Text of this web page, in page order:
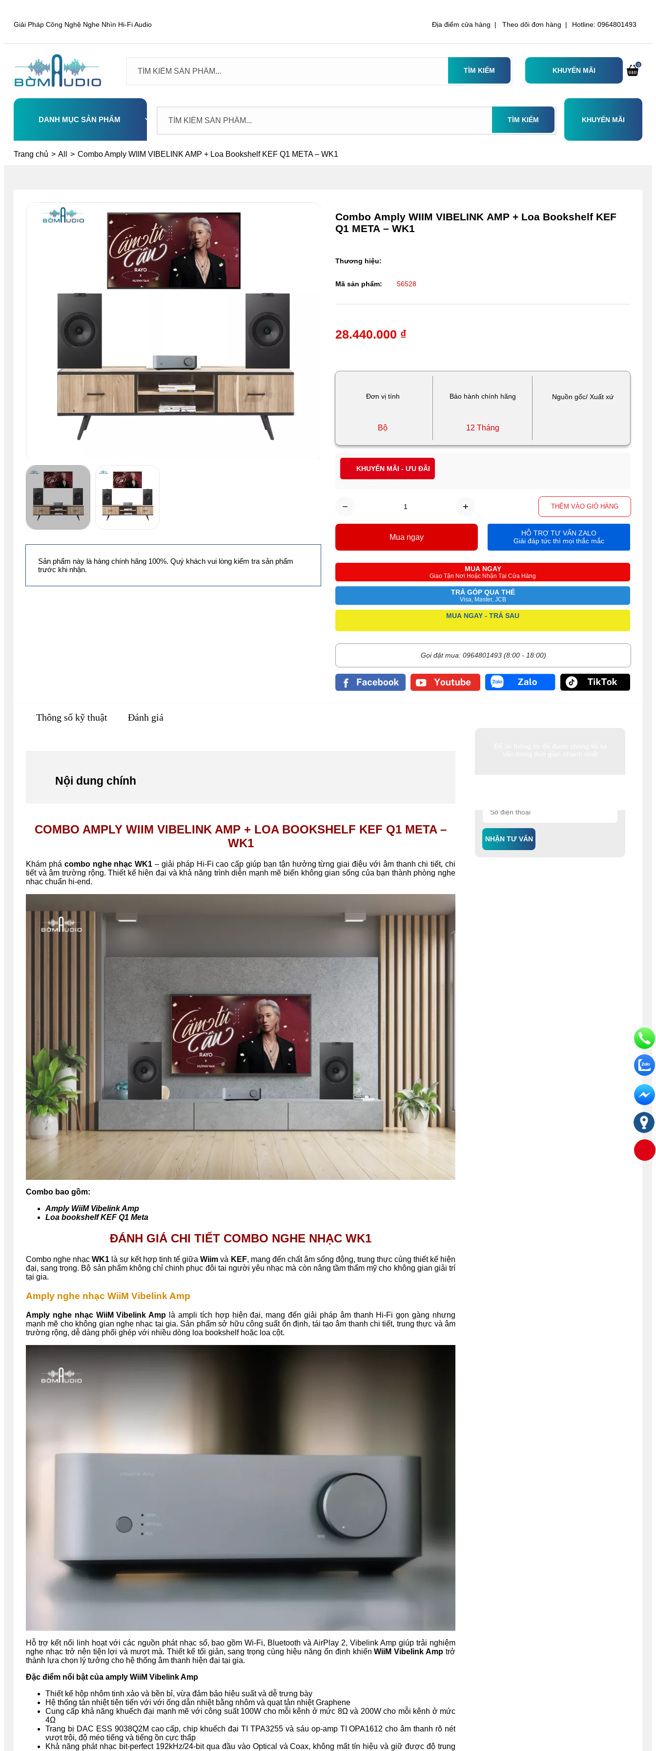
Giải Pháp Công Nghệ Nghe Nhìn Hi-Fi Audio Địa điểm cửa hàng | Theo dõi đơn hàng | Hotline: 0964801493
TÌM KIẾM KHUYẾN MÃI
0
DANH MỤC SẢN PHẨM
Select TÌM KIẾM KHUYẾN MÃI
Trang chủ > All > Combo Amply WIIM VIBELINK AMP + Loa Bookshelf KEF Q1 META – WK1
Đơn vị tính Bảo hành chính hãng Nguồn gốc/ Xuất xứ
Bộ 12 Tháng
Combo Amply WIIM VIBELINK AMP + Loa Bookshelf KEF
Q1 META – WK1
THÊM VÀO GIỎ HÀNG
MUA NGAY
Giao Tận Nơi Hoặc Nhận Tại Cửa Hàng
TRẢ GÓP QUA THẺ
Visa, Master, JCB
MUA NGAY - TRẢ SAU
Gọi đặt mua: 0964801493 (8:00 - 18:00)
28.440.000 ₫
Thương hiệu:
Mã sản phẩm: 56528
Mua ngay
HỖ TRỢ TƯ VẤN ZALO
Giải đáp tức thì mọi thắc mắc
KHUYẾN MÃI - ƯU ĐÃI
Sản phẩm này là hàng chính hãng 100%. Quý khách vui lòng kiểm tra sản phẩm
trước khi nhận.
NHẬN TƯ VẤN
Thông số kỹ thuật Đánh giá
Nội dung chính
COMBO AMPLY WIIM VIBELINK AMP + LOA BOOKSHELF KEF Q1 META –
WK1
Khám phá combo nghe nhạc WK1 – giải pháp Hi-Fi cao cấp giúp bạn tận hưởng từng giai điệu với âm thanh chi tiết, chi
tiết và âm trường rộng. Thiết kế hiện đại và khả năng trình diễn mạnh mẽ biến không gian sống của bạn thành phòng nghe
nhạc chuẩn hi-end.
Combo bao gồm:
Amply WiiM Vibelink Amp
Loa bookshelf KEF Q1 Meta
ĐÁNH GIÁ CHI TIẾT COMBO NGHE NHẠC WK1
Combo nghe nhạcWK1 là sự kết hợp tinh tế giữaWiim và KEF, mang đến chất âm sống động, trung thực cùng thiết kế hiện
đại, sang trọng. Bộ sản phẩm không chỉ chinh phục đôi tai người yêu nhạc mà còn nâng tầm thẩm mỹ cho không gian giải trí
tại gia.
Amply nghe nhạc WiiM Vibelink Amp
Amply nghe nhạc WiiM Vibelink Amp là ampli tích hợp hiện đại, mang đến giải pháp âm thanh Hi-Fi gọn gàng nhưng
mạnh mẽ cho không gian nghe nhạc tại gia. Sản phẩm sở hữu công suất ổn định, tái tạo âm thanh chi tiết, trung thực và âm
trường rộng, dễ dàng phối ghép với nhiều dòng loa bookshelf hoặc loa cột.
Hỗ trợ kết nối linh hoạt với các nguồn phát nhạc số, bao gồm Wi-Fi, Bluetooth và AirPlay 2, Vibelink Amp giúp trải nghiệm
nghe nhạc trở nên tiện lợi và mượt mà. Thiết kế tối giản, sang trọng cùng hiệu năng ổn định khiếnWiiM Vibelink Amp trở
thành lựa chọn lý tưởng cho hệ thống âm thanh hiện đại tại gia.
Đặc điểm nổi bật của amply WiiM Vibelink Amp
Thiết kế hộp nhôm tinh xảo và bền bỉ, vừa đảm bảo hiệu suất và dễ trưng bày
Hệ thống tản nhiệt tiên tiến với với ống dẫn nhiệt bằng nhôm và quạt tản nhiệt Graphene
Cung cấp khả năng khuếch đại mạnh mẽ với công suất 100W cho mỗi kênh ở mức 8Ω và 200W cho mỗi kênh ở mức
4Ω
Trang bị DAC ESS 9038Q2M cao cấp, chip khuếch đại TI TPA3255 và sáu op-amp TI OPA1612 cho âm thanh rõ nét
vượt trội, độ méo tiếng và tiếng ồn cực thấp
Khả năng phát nhạc bit-perfect 192kHz/24-bit qua đầu vào Optical và Coax, không mất tín hiệu và giữ được độ trung